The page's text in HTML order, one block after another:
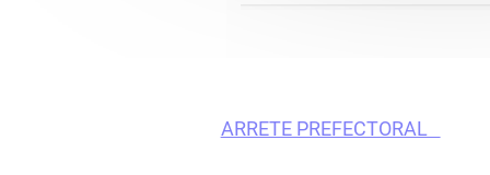
ARRETE PREFECTORAL